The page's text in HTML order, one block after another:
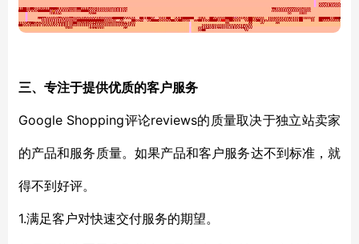
三、 专注于提供优质的客户服务
Google Shopping评论reviews的 质量取决于独立站卖家
的产品和服务质量。如果产品和客户服务达不到标准，就
得不到好评。
1.满足客户对快速交付服务的期望。